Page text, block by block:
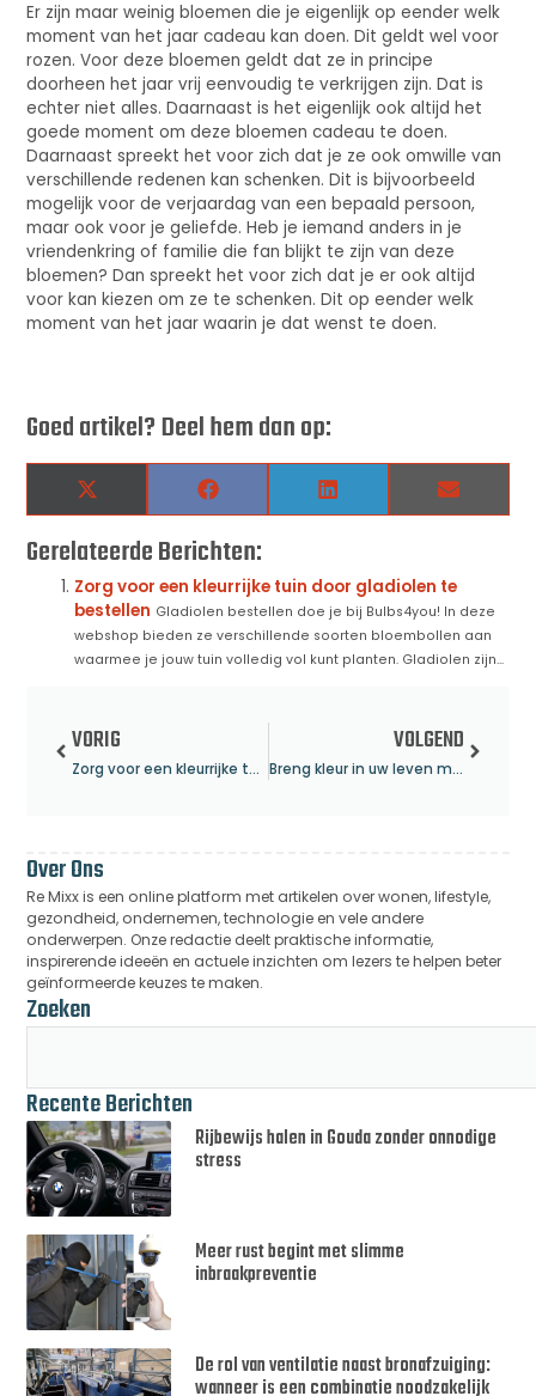
Er zijn maar weinig bloemen die je eigenlijk op eender welk
moment van het jaar cadeau kan doen. Dit geldt wel voor
rozen. Voor deze bloemen geldt dat ze in principe
doorheen het jaar vrij eenvoudig te verkrijgen zijn. Dat is
echter niet alles. Daarnaast is het eigenlijk ook altijd het
goede moment om deze bloemen cadeau te doen.
Daarnaast spreekt het voor zich dat je ze ook omwille van
verschillende redenen kan schenken. Dit is bijvoorbeeld
mogelijk voor de verjaardag van een bepaald persoon,
maar ook voor je geliefde. Heb je iemand anders in je
vriendenkring of familie die fan blijkt te zijn van deze
bloemen? Dan spreekt het voor zich dat je er ook altijd
voor kan kiezen om ze te schenken. Dit op eender welk
moment van het jaar waarin je dat wenst te doen.
Goed artikel? Deel hem dan op:
X
(Twitter)
Facebook LinkedIn Email
Gerelateerde Berichten:
Zorg voor een kleurrijke tuin door gladiolen te
bestellen Gladiolen bestellen doe je bij Bulbs4you! In deze
webshop bieden ze verschillende soorten bloembollen aan
waarmee je jouw tuin volledig vol kunt planten. Gladiolen zijn...
VORIG
Zorg voor een kleurrijke tuin door gladiolen te bestellen
VOLGEND
Breng kleur in uw leven met deze bloemist in Wijk bij Duurstede
Over Ons
Re Mixx is een online platform met artikelen over wonen, lifestyle,
gezondheid, ondernemen, technologie en vele andere
onderwerpen. Onze redactie deelt praktische informatie,
inspirerende ideeën en actuele inzichten om lezers te helpen beter
geïnformeerde keuzes te maken.
Zoeken
Recente Berichten
Rijbewijs halen in Gouda zonder onnodige
stress
Meer rust begint met slimme
inbraakpreventie
De rol van ventilatie naast bronafzuiging:
wanneer is een combinatie noodzakelijk